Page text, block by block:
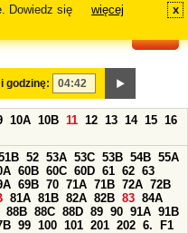
Dowiedz się
więcej x
i godzinę:
10A 10B 11 12 13 14 15 16
52 53A 53C 53B 54B 55A
60B 60C 60D 61 62 63
69B 70 71A 71B 72A 72B
81A 81B 82A 82B 83 84A
88B 88C 88D 89 90 91A 91B
99 100 101 201 202 6.
F1